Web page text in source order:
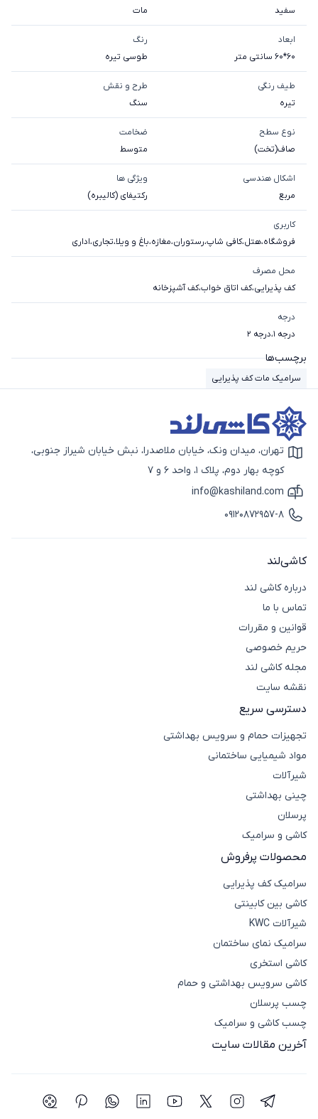
سفيد
مات
ابعاد
60*60 سانتی متر
رنگ
طوسی تیره
طیف رنگی
تیره
طرح و نقش
سنگ
نوع سطح
صاف(تخت)
ضخامت
متوسط
اشکال هندسی
مربع
ویژگی ها
رکتیفای (کالیبره)
کاربری
فروشگاه،هتل،کافی شاپ،رستوران،مغازه،باغ و ویلا،تجاری،اداری
محل مصرف
کف پذیرایی،کف اتاق خواب،کف آشپزخانه
درجه
درجه 1 ،درجه 2
برچسب‌ها
سرامیک مات کف پذیرایی
آیکون نقشه
تهران، میدان ونک، خیابان ملاصدرا، نبش خیابان شیراز جنوبی،
کوچه بهار دوم، پلاک 1، واحد 6 و 7
آیکون ایمیل
info@kashiland.com
آیکون تماس
09120872957-8
کاشی‌لند
درباره کاشی لند
تماس با ما
قوانین و مقررات
حریم خصوصی
مجله کاشی لند
نقشه سایت
دسترسی سریع
تجهیزات حمام و سرویس بهداشتی
مواد شیمیایی ساختمانی
شیرآلات
چینی بهداشتی
پرسلان
کاشی و سرامیک
محصولات پرفروش
سرامیک کف پذیرایی
کاشی بین کابینتی
شیرآلات KWC
سرامیک نمای ساختمان
کاشی استخری
کاشی سرویس بهداشتی و حمام
چسب پرسلان
چسب کاشی و سرامیک
آخرین مقالات سایت
شبکه اجتماعی تلگرام
شبکه اجتماعی اینستاگرام
شبکه اجتماعی توییتر(ایکس)
شبکه اجتماعی یوتیوب
شبکه اجتماعی لینکدین
شبکه اجتماعی واتساپ
شبکه اجتماعی
شبکه